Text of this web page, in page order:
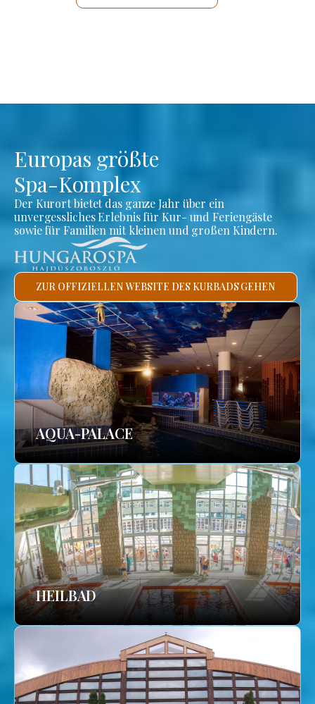
Europas größte
Spa-Komplex
Der Kurort bietet das ganze Jahr über ein
unvergessliches Erlebnis für Kur- und Feriengäste
sowie für Familien mit kleinen und großen Kindern.
ZUR OFFIZIELLEN WEBSITE DES KURBADS GEHEN
AQUA-PALACE
HEILBAD